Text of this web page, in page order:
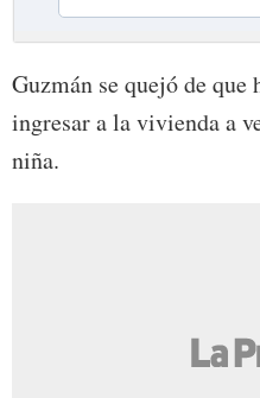
Guzmán se quejó de
ingresar a la vivienda a
niña.